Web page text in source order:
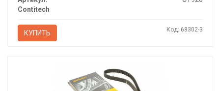
Contitech
КУПИТЬ Код: 68302-3